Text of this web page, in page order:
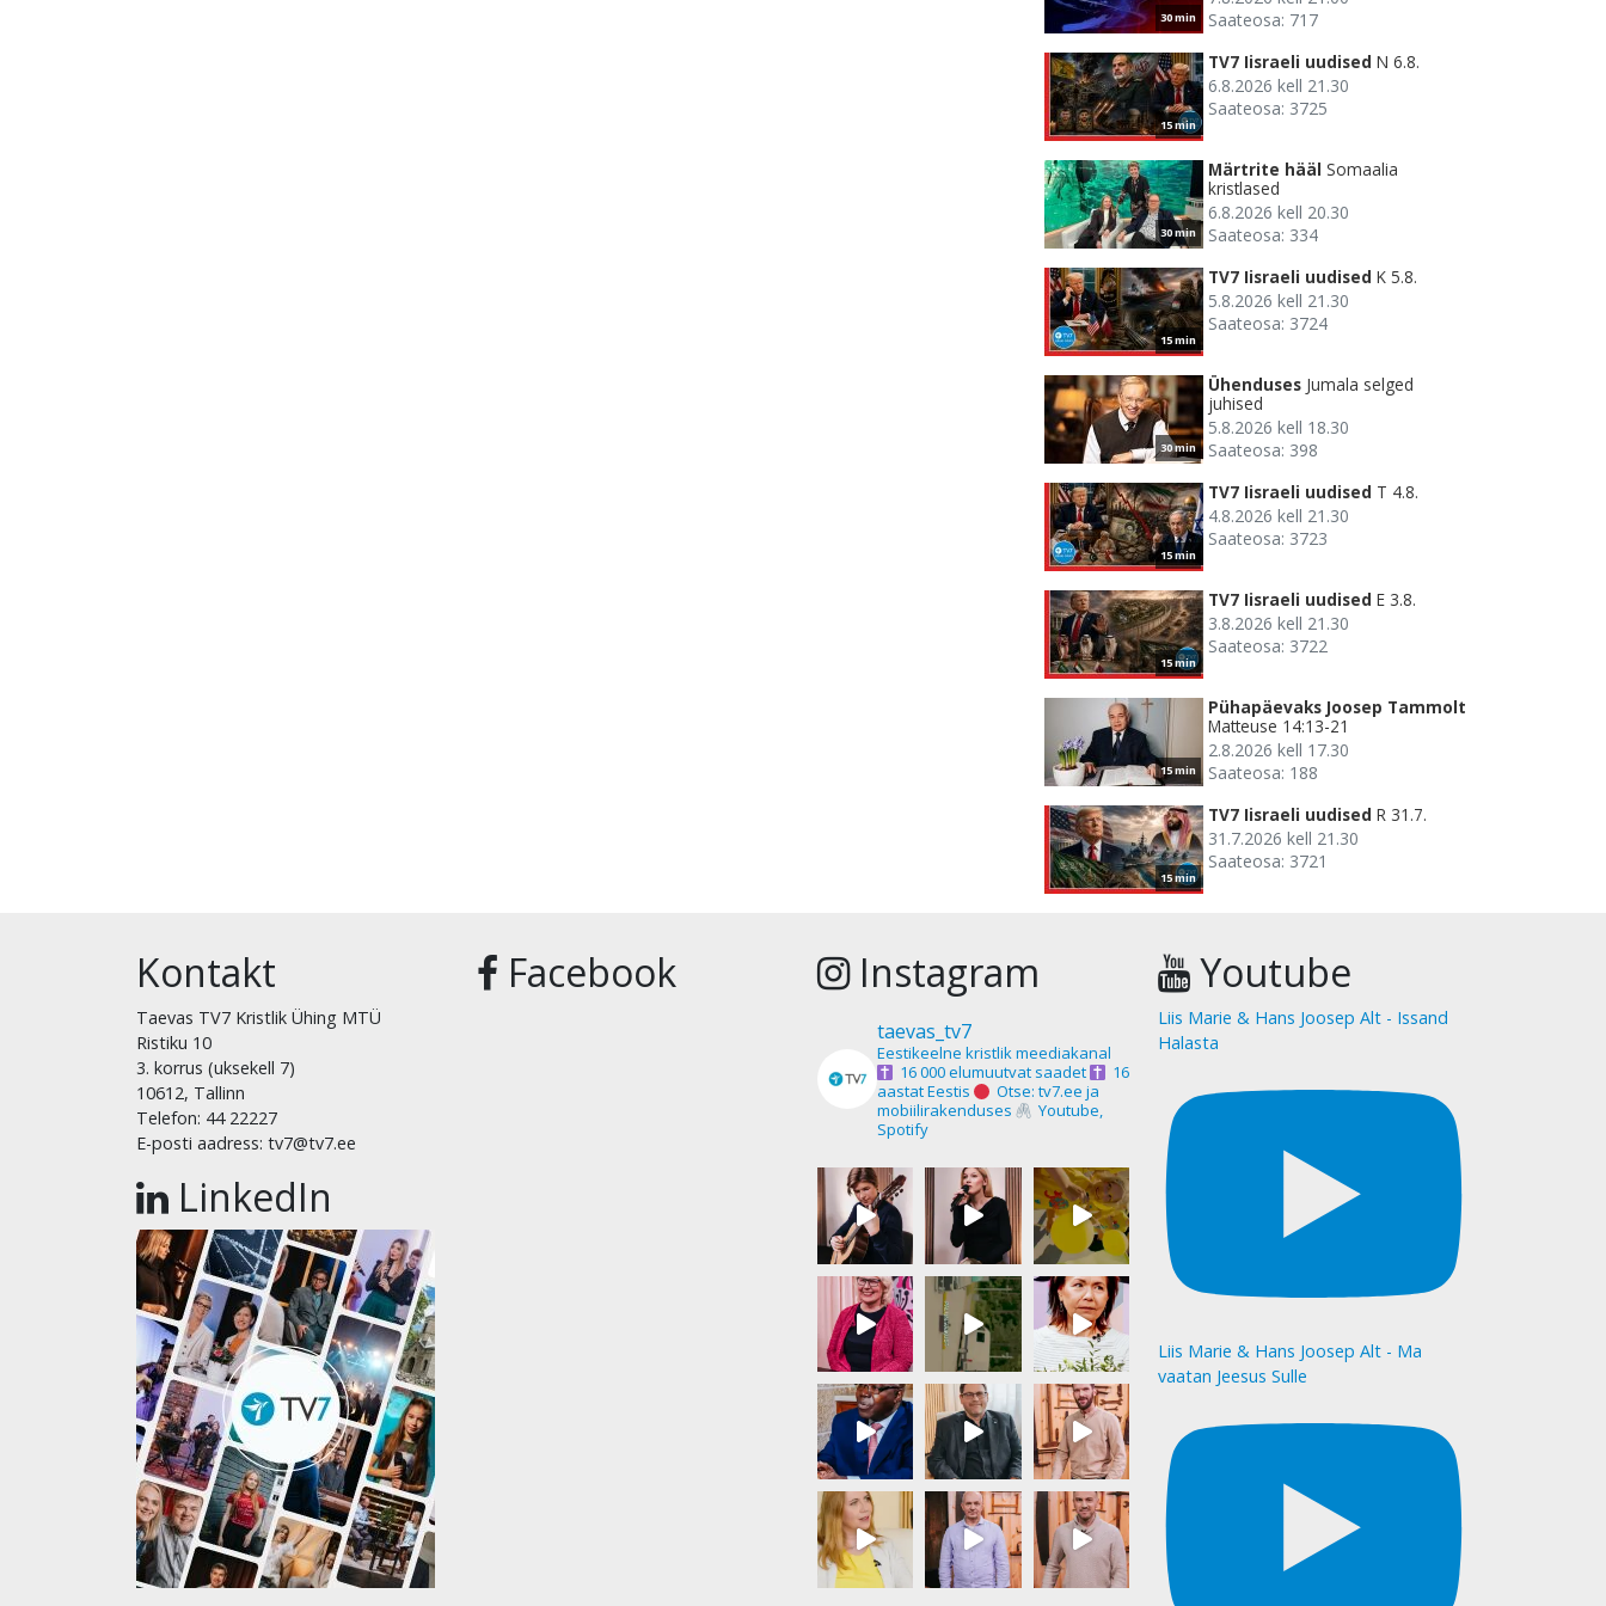
30 min
Saateosa: 717
15 min
TV7 Iisraeli uudised N 6.8.
6.8.2026 kell 21.30
Saateosa: 3725
30 min
Märtrite hääl Somaalia
kristlased
6.8.2026 kell 20.30
Saateosa: 334
15 min
TV7 Iisraeli uudised K 5.8.
5.8.2026 kell 21.30
Saateosa: 3724
30 min
Ühenduses Jumala selged
juhised
5.8.2026 kell 18.30
Saateosa: 398
15 min
TV7 Iisraeli uudised T 4.8.
4.8.2026 kell 21.30
Saateosa: 3723
15 min
TV7 Iisraeli uudised E 3.8.
3.8.2026 kell 21.30
Saateosa: 3722
15 min
Pühapäevaks Joosep Tammolt
Matteuse 14:13-21
2.8.2026 kell 17.30
Saateosa: 188
15 min
TV7 Iisraeli uudised R 31.7.
31.7.2026 kell 21.30
Saateosa: 3721
Kontakt
Taevas TV7 Kristlik Ühing MTÜ
Ristiku 10
3. korrus (uksekell 7)
10612, Tallinn
Telefon: 44 22227
E-posti aadress: tv7@tv7.ee
LinkedIn
Facebook Instagram
taevas_tv7
Eestikeelne kristlik meediakanal
16 000 elumuutvat saadet
16
aastat Eestis
Otse: tv7.ee ja
mobiilirakenduses
Youtube,
Spotify
Youtube
Liis Marie & Hans Joosep Alt - Issand
Halasta
Liis Marie & Hans Joosep Alt - Ma
vaatan Jeesus Sulle